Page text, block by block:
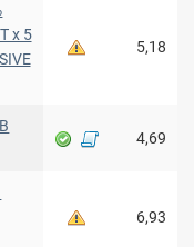
x 5
5,18
4,69
6,93